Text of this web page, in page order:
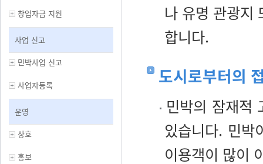
창업자금 지원
사업 신고
민박사업 신고
사업자등록
운영
상호
홍보
나 유명 관광지
합니다.
도시로부터의
민박의 잠재적
있습니다. 민박
이용객이 많이